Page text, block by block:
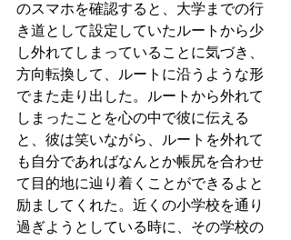
のスマホを確認すると、大学までの行
き道として設定していたルートから少
し外れてしまっていることに気づき、
方向転換して、ルートに沿うような形
でまた走り出した。ルートから外れて
しまったことを心の中で彼に伝える
と、彼は笑いながら、ルートを外れて
も自分であればなんとか帳尻を合わせ
て目的地に辿り着くことができるよと
励ましてくれた。近くの小学校を通り
過ぎようとしている時に、その学校の